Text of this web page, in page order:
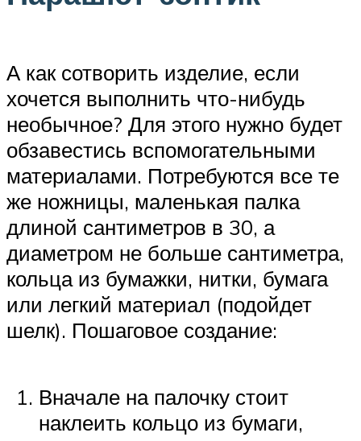
А как сотворить изделие, если
хочется выполнить что-нибудь
необычное? Для этого нужно будет
обзавестись вспомогательными
материалами. Потребуются все те
же ножницы, маленькая палка
длиной сантиметров в 30, а
диаметром не больше сантиметра,
кольца из бумажки, нитки, бумага
или легкий материал (подойдет
шелк). Пошаговое создание:
Вначале на палочку стоит
наклеить кольцо из бумаги,